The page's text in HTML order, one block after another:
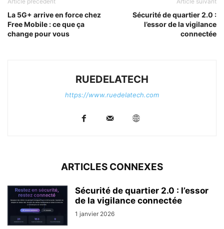
La 5G+ arrive en force chez
Free Mobile : ce que ça
change pour vous
Sécurité de quartier 2.0 :
l’essor de la vigilance
connectée
RUEDELATECH
https://www.ruedelatech.com
ARTICLES CONNEXES
Sécurité de quartier 2.0 : l’essor
de la vigilance connectée
1 janvier 2026